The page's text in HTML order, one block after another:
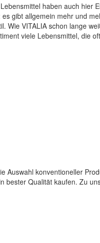
haben auch hier
gibt allgemein mehr und
VITALIA schon lange
viele Lebensmittel, die
konventioneller
bester Qualität kaufen. Zu